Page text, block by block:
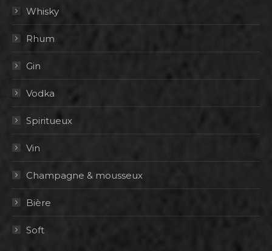
Whisky
Rhum
Gin
Vodka
Spiritueux
Vin
Champagne & mousseux
Bière
Soft